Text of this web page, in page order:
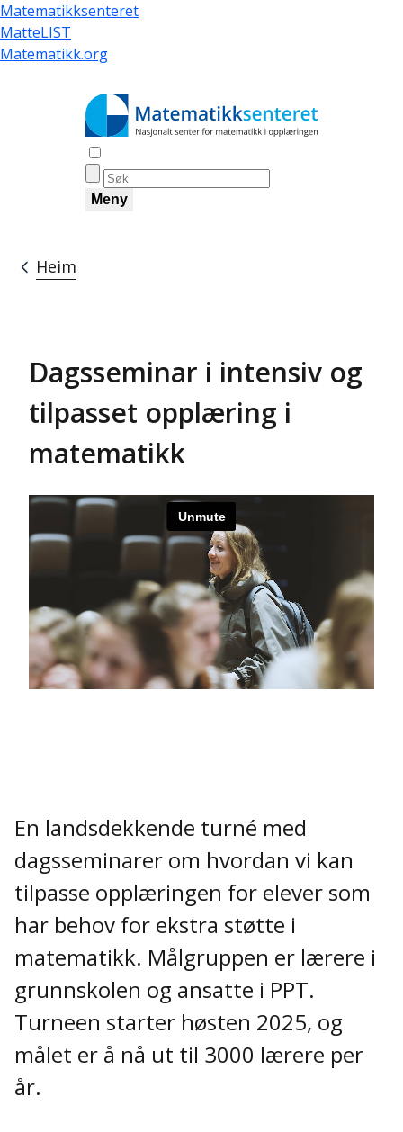
Skip
to
main
Matematikksenteret
MatteLIST
Matematikk.org
Meny
Breadcrumb
Heim
Dagsseminar i intensiv og
tilpasset opplæring i
matematikk
En landsdekkende turné med
dagsseminarer om hvordan vi kan
tilpasse opplæringen for elever som
har behov for ekstra støtte i
matematikk. Målgruppen er lærere i
grunnskolen og ansatte i PPT.
Turneen starter høsten 2025, og
målet er å nå ut til 3000 lærere per
år.